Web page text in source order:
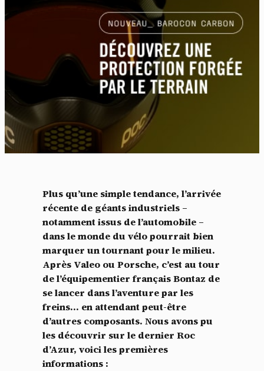
Plus qu’une simple tendance, l’arrivée
récente de géants industriels –
notamment issus de l’automobile –
dans le monde du vélo pourrait bien
marquer un tournant pour le milieu.
Après Valeo ou Porsche, c’est au tour
de l’équipementier français Bontaz de
se lancer dans l’aventure par les
freins… en attendant peut-être
d’autres composants. Nous avons pu
les découvrir sur le dernier Roc
d’Azur, voici les premières
informations :